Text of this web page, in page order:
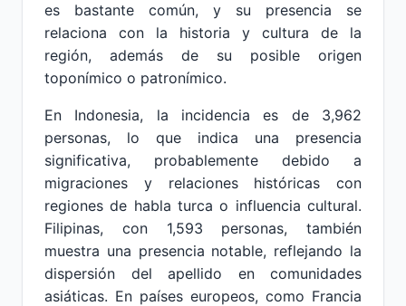
es bastante común, y su presencia se
relaciona con la historia y cultura de la
región, además de su posible origen
toponímico o patronímico.
En Indonesia, la incidencia es de 3,962
personas, lo que indica una presencia
significativa, probablemente debido a
migraciones y relaciones históricas con
regiones de habla turca o influencia cultural.
Filipinas, con 1,593 personas, también
muestra una presencia notable, reflejando la
dispersión del apellido en comunidades
asiáticas. En países europeos, como Francia